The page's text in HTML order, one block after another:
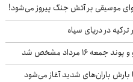
نوای موسیقی بر آتش جنگ پیروز می‌شود!
در دریای سیاه
۱۶ مرداد مشخص شد
بارش باران‌های شدید آغاز می‌شود